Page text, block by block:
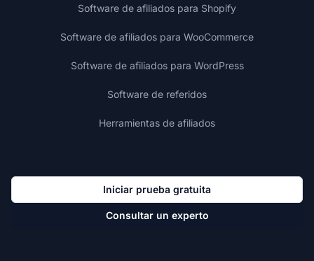
Software de afiliados para Shopify
Software de afiliados para WooCommerce
Software de afiliados para WordPress
Software de referidos
Herramientas de afiliados
Iniciar prueba gratuita
Consultar un experto